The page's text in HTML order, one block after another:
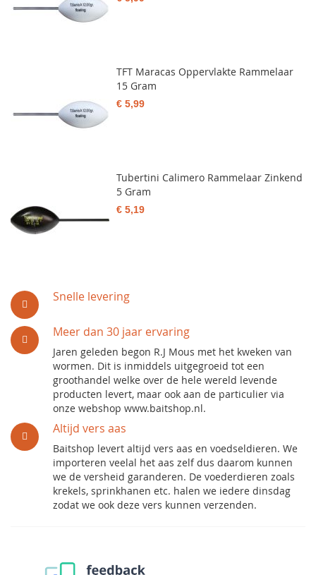
Snelle levering
Meer dan 30 jaar ervaring
Jaren geleden begon R.J Mous met het kweken van
wormen. Dit is inmiddels uitgegroeid tot een
groothandel welke over de hele wereld levende
producten levert, maar ook aan de particulier via
onze webshop www.baitshop.nl.
Altijd vers aas
Baitshop levert altijd vers aas en voedseldieren. We
importeren veelal het aas zelf dus daarom kunnen
we de versheid garanderen. De voederdieren zoals
krekels, sprinkhanen etc. halen we iedere dinsdag
zodat we ook deze vers kunnen verzenden.
TFT Maracas Oppervlakte Rammelaar
15 Gram
€ 5,99
Tubertini Calimero Rammelaar Zinkend
5 Gram
€ 5,19